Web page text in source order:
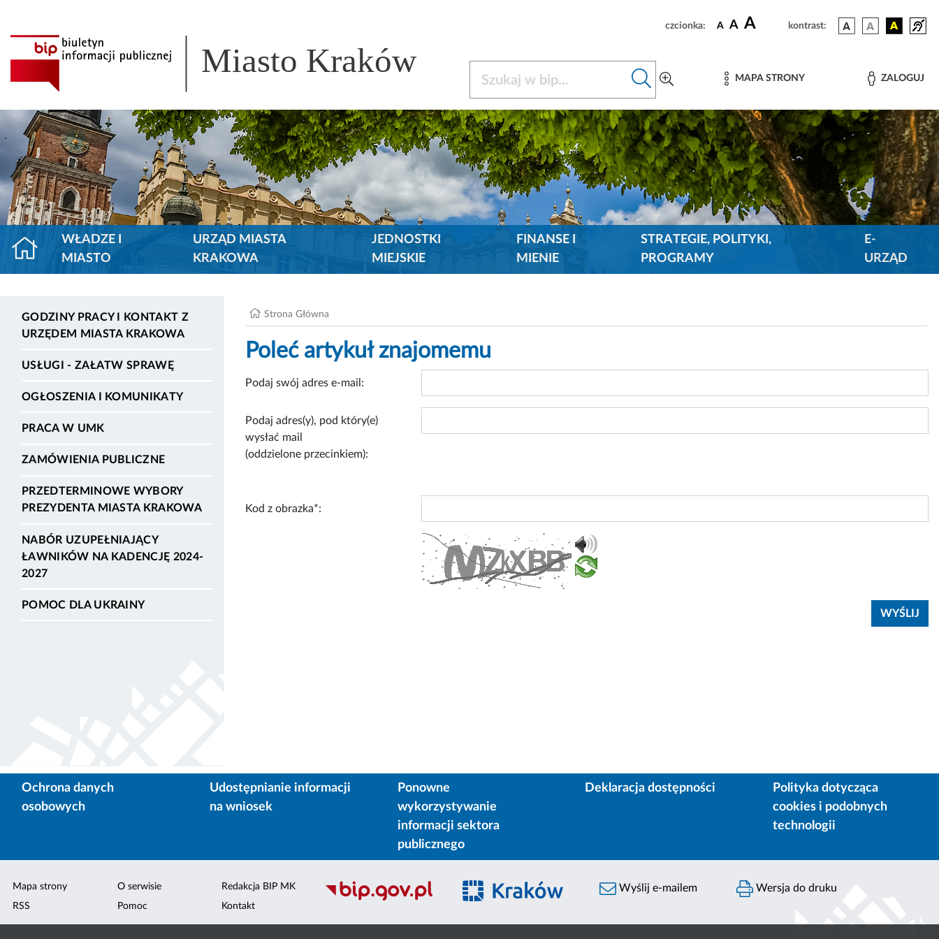
czcionka: A A A kontrast:
Miasto Kraków MAPA STRONY ZALOGUJ
WŁADZE I
MIASTO
URZĄD MIASTA
KRAKOWA
JEDNOSTKI
MIEJSKIE
FINANSE I
MIENIE
STRATEGIE, POLITYKI,
PROGRAMY
E-
URZĄD
GODZINY PRACY I KONTAKT Z
URZĘDEM MIASTA KRAKOWA
USŁUGI - ZAŁATW SPRAWĘ
OGŁOSZENIA I KOMUNIKATY
PRACA W UMK
ZAMÓWIENIA PUBLICZNE
PRZEDTERMINOWE WYBORY
PREZYDENTA MIASTA KRAKOWA
NABÓR UZUPEŁNIAJĄCY
ŁAWNIKÓW NA KADENCJĘ 2024-
2027
POMOC DLA UKRAINY
Strona Główna
Poleć artykuł znajomemu
Podaj swój adres e-mail:
Podaj adres(y), pod który(e)
wysłać mail
(oddzielone przecinkiem):
Kod z obrazka*:
Ochrona danych
osobowych
Udostępnianie informacji
na wniosek
Ponowne
wykorzystywanie
informacji sektora
publicznego
Deklaracja dostępności
Polityka dotycząca
cookies i podobnych
technologii
Mapa strony
RSS
O serwisie
Pomoc
Redakcja BIP MK
Kontakt
Wyślij e-mailem Wersja do druku